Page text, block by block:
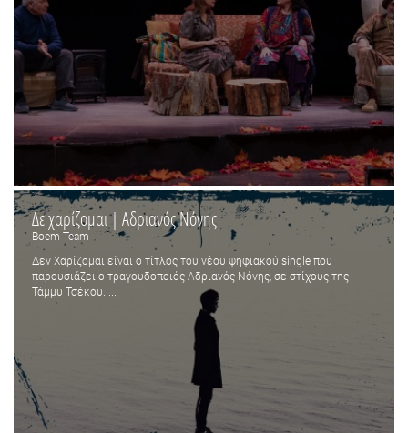
Δε χαρίζομαι | Αδριανός Νόνης
Boem Team
Δεν Χαρίζομαι είναι ο τίτλος του νέου ψηφιακού single που
παρουσιάζει ο τραγουδοποιός Αδριανός Νόνης, σε στίχους της
Τάμμυ Τσέκου. ...